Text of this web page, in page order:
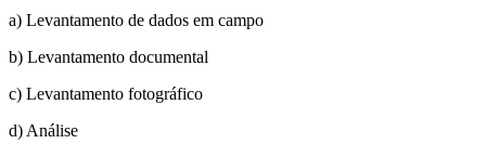
a) Levantamento de dados em campo
b) Levantamento documental
c) Levantamento fotográfico
d) Análise